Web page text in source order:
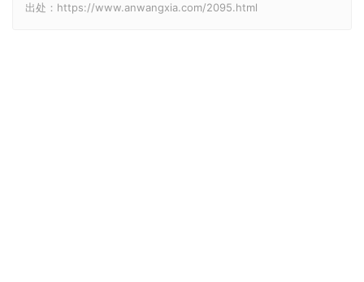
出处：https://www.anwangxia.com/2095.html